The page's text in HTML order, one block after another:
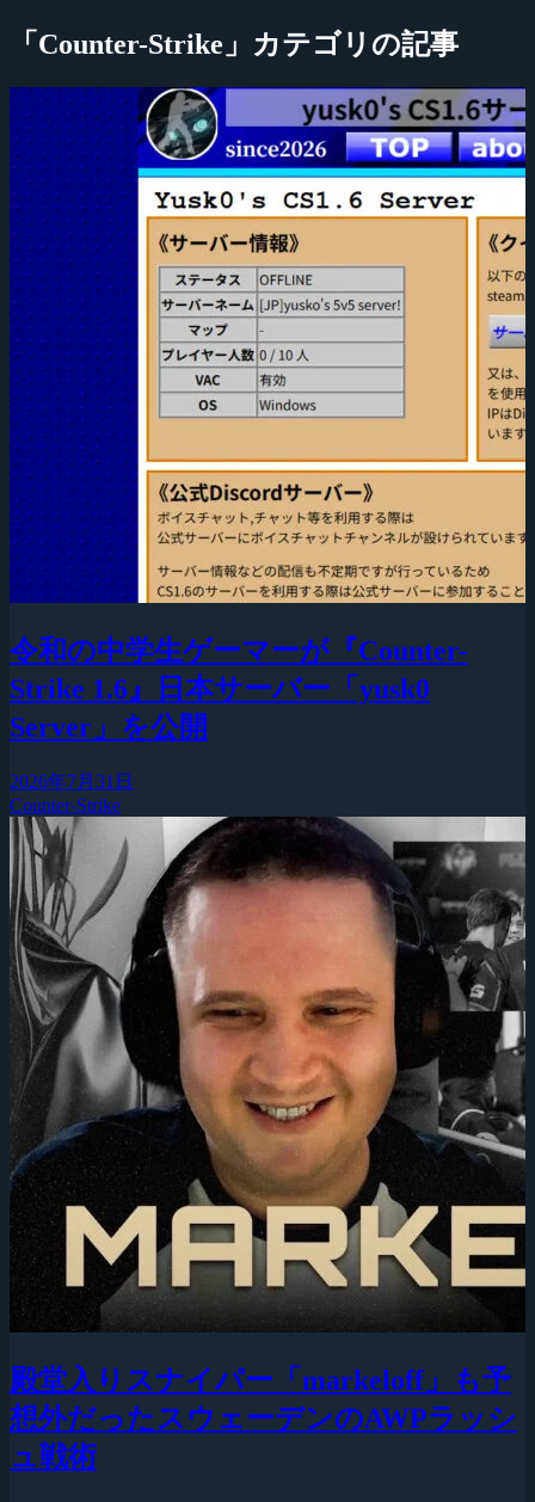
「Counter-Strike」カテゴリの記事
令和の中学生ゲーマーが『Counter-
Strike 1.6』日本サーバー「yusk0
Server」を公開
2026年7月31日
Counter-Strike
殿堂入りスナイパー「markeloff」も予
想外だったスウェーデンのAWPラッシ
ュ戦術